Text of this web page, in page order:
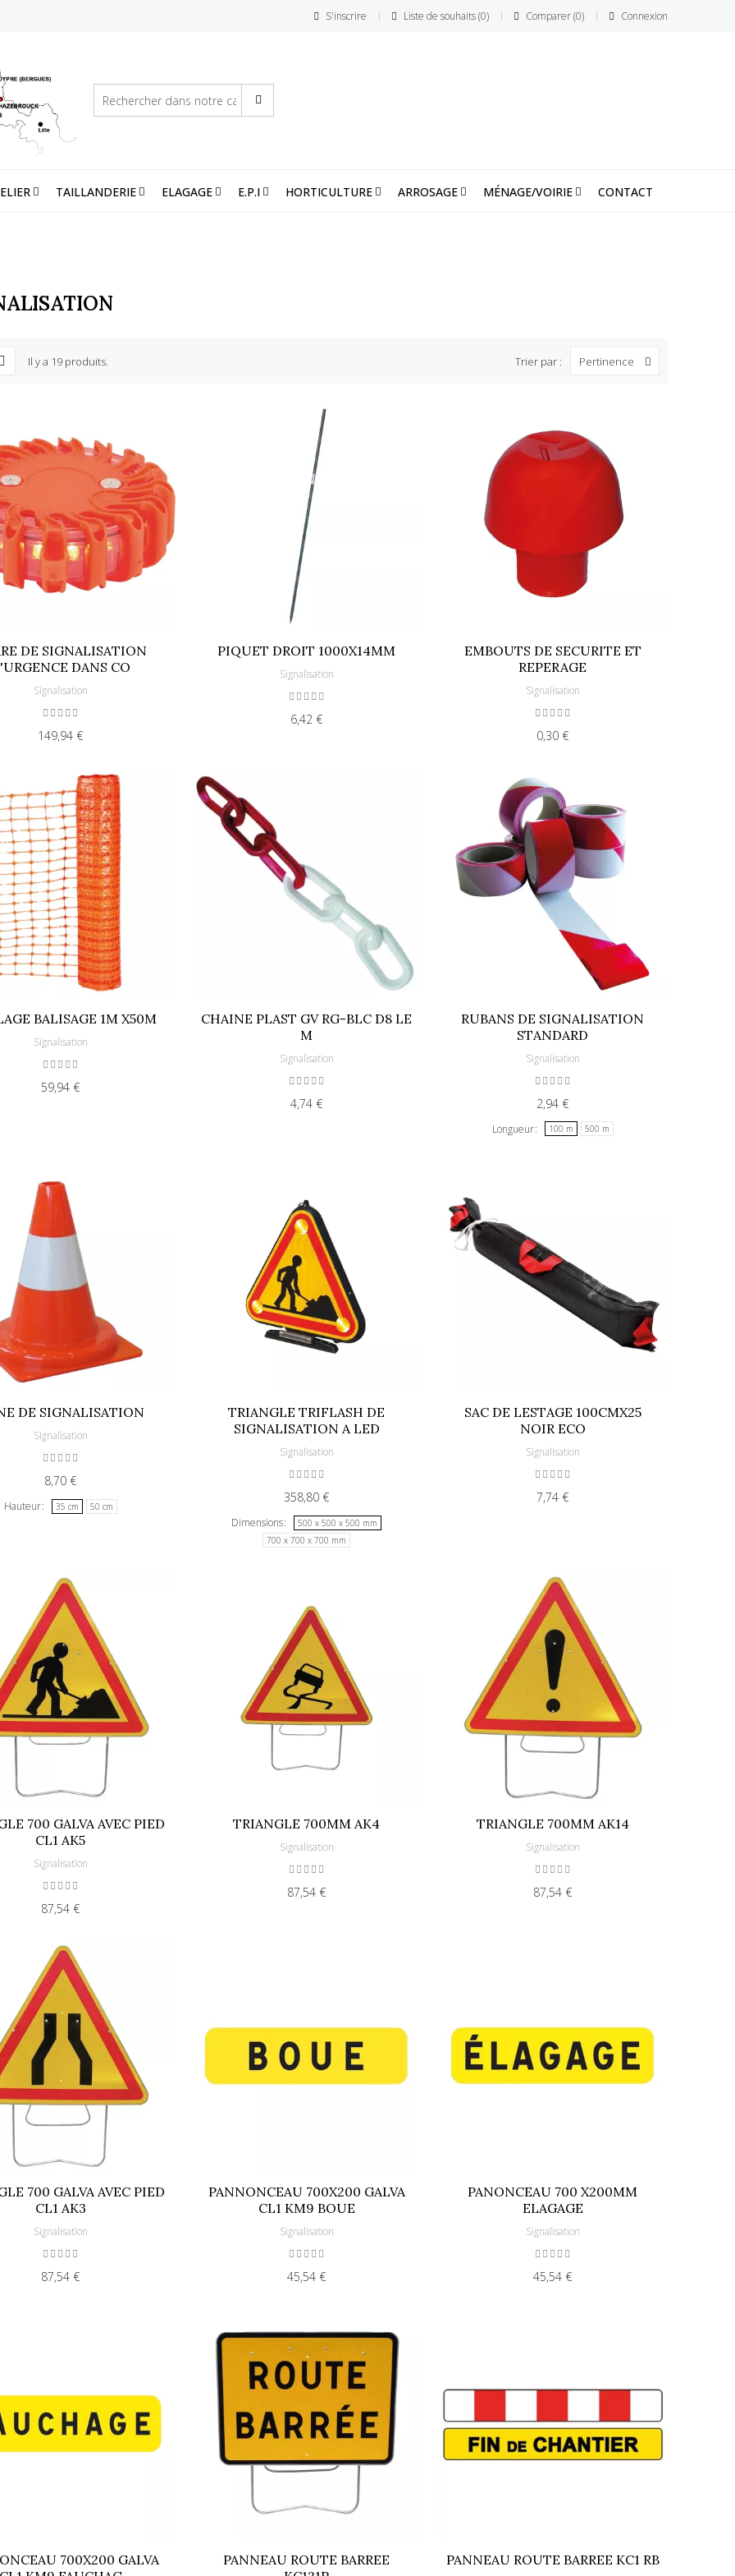
S'inscrire Liste de souhaits 0 Comparer 0 Connexion
TAILLANDERIE ELAGAGE E.P.I HORTICULTURE ARROSAGE MÉNAGE/VOIRIE CONTACT
Il y a 19 produits. Trier par : Pertinence
DE SIGNALISATION
DANS CO
Signalisation
149,94 €
PIQUET DROIT 1000X14MM
Signalisation
6,42 €
EMBOUTS DE SECURITE ET
REPERAGE
Signalisation
0,30 €
BALISAGE 1M X50M
Signalisation
59,94 €
CHAINE PLAST GV RG-BLC D8 LE
M
Signalisation
4,74 €
RUBANS DE SIGNALISATION
STANDARD
Signalisation
2,94 €
Longueur 100 m 500 m
DE SIGNALISATION
Signalisation
8,70 €
Hauteur 35 cm 50 cm
TRIANGLE TRIFLASH DE
SIGNALISATION A LED
Signalisation
358,80 €
Dimensions
500 x 500 x 500 mm
700 x 700 x 700 mm
SAC DE LESTAGE 100CMX25
NOIR ECO
Signalisation
7,74 €
700 GALVA AVEC PIED
CL1 AK5
Signalisation
87,54 €
TRIANGLE 700MM AK4
Signalisation
87,54 €
TRIANGLE 700MM AK14
Signalisation
87,54 €
700 GALVA AVEC PIED
CL1 AK3
Signalisation
87,54 €
PANNONCEAU 700X200 GALVA
CL1 KM9 BOUE
Signalisation
45,54 €
PANONCEAU 700 X200MM
ELAGAGE
Signalisation
45,54 €
700X200 GALVA
PANNEAU ROUTE BARREE
PANNEAU ROUTE BARREE KC1 RB